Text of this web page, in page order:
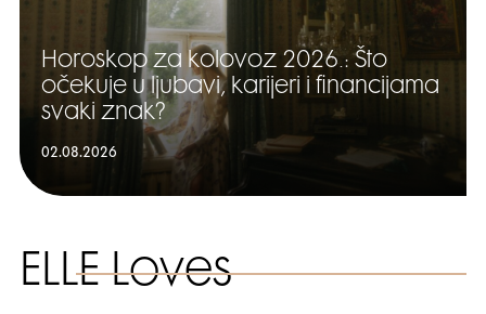
Horoskop za kolovoz 2026.: Što
očekuje u ljubavi, karijeri i financijama
svaki znak?
02.08.2026
ELLE Loves